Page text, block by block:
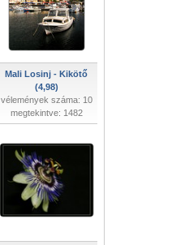
Mali Losinj - Kikötő
(4,98)
vélemények száma: 10
megtekintve: 1482